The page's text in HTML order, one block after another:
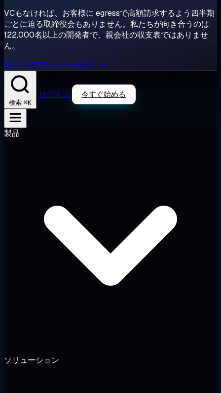
VCもなければ、お客様に egressで高額請求するよう四半期
ごとに迫る取締役会もありません。私たちが向き合うのは
122,000名以上の開発者で、親会社の収支表ではありませ
ん。
私たちのストーリーを読む →
検索 ⌘K
ログイン 今すぐ始める
製品
ソリューション